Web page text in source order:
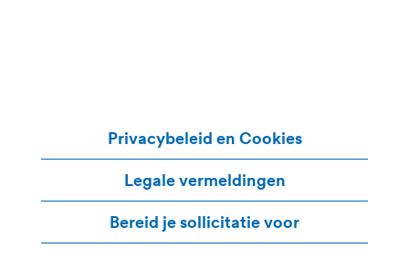
Privacybeleid en Cookies
Legale vermeldingen
Bereid je sollicitatie voor